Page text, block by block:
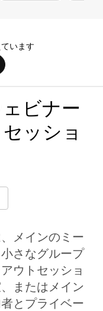
います
ビナー
ッショ
メインのミー
さなグループ
ウトセッショ
またはメイン
とプライベー